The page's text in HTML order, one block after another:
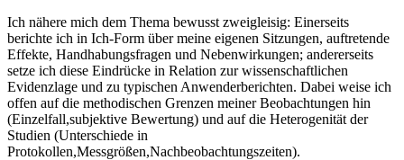
Ich nähere mich dem Thema bewusst zweigleisig: Einerseits
berichte ich ​in ⁤Ich-Form über meine eigenen Sitzungen, auftretende​
Effekte, Handhabungsfragen und⁢ Nebenwirkungen; andererseits
setze ich ⁢diese Eindrücke in Relation zur wissenschaftlichen⁣
Evidenzlage und zu typischen Anwenderberichten. Dabei weise ich
offen auf die methodischen Grenzen meiner Beobachtungen ‌hin
(Einzelfall,subjektive Bewertung) und auf die Heterogenität der
Studien (Unterschiede in
‍Protokollen,Messgrößen,Nachbeobachtungszeiten).